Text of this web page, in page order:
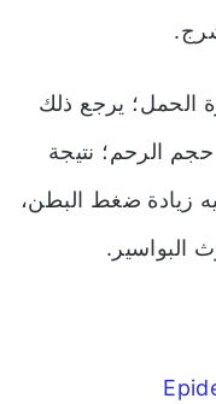
الحمل؛ يرجع ذلك
حجم الرحم؛ نتيجة
زيادة ضغط البطن،
البواسير.